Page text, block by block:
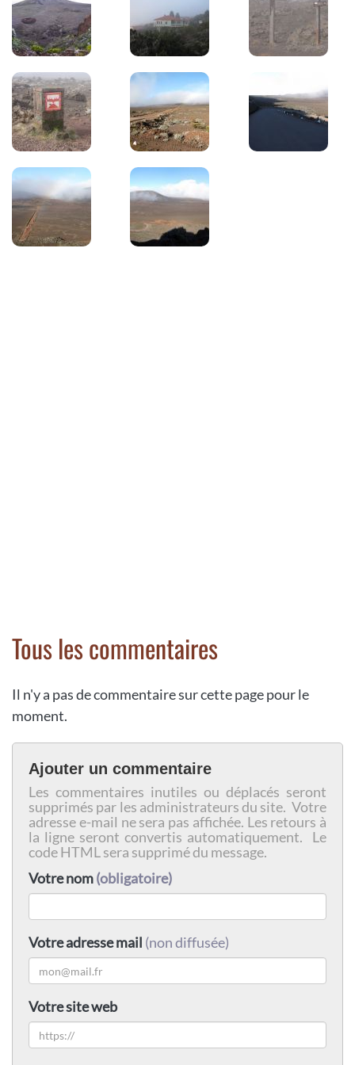
Tous les commentaires
Il n'y a pas de commentaire sur cette page pour le
moment.
Ajouter un commentaire
Les commentaires inutiles ou déplacés seront
supprimés par les administrateurs du site. Votre
adresse e-mail ne sera pas affichée. Les retours à
la ligne seront convertis automatiquement. Le
code HTML sera supprimé du message.
Votre nom(obligatoire)
Votre adresse mail (non diffusée)
Votre site web